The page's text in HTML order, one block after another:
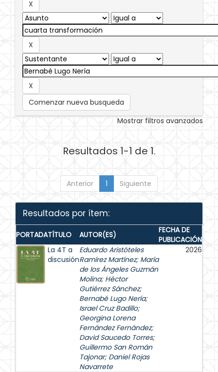
Comenzar nueva busqueda
Mostrar filtros avanzados
Resultados 1-1 de 1.
Anterior 1 Siguiente
Resultados por ítem:
PORTADATÍTULO AUTOR(ES)
FECHA DE
PUBLICACIÓN
La 4T a
discusión
Eduardo Aristóteles
Ramírez Martínez; María
de los Ángeles Guzmán
Molina; Héctor
Gutiérrez Sánchez;
Bernabé Lugo Nería;
Israel Cruz Badillo;
Georgina Lorena
Fernández Fernández;
David Saucedo Torres;
Guillermo San Román
Tajonar; Daniel Rojas
Navarrete
2026